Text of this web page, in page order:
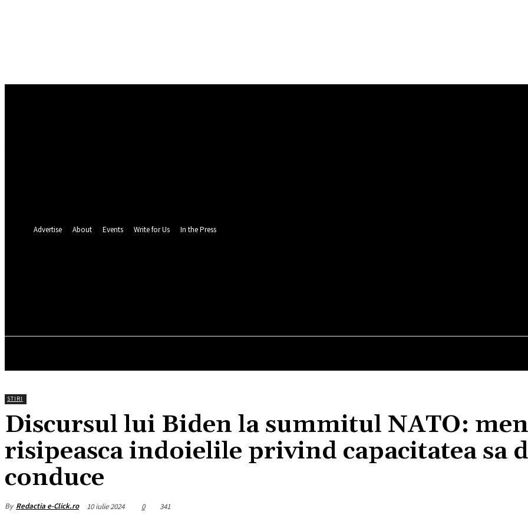
Advertise About Events Write for Us In the Press
STIRI
Discursul lui Biden la summitul NATO:
risipeasca indoielile privind capacitatea sa
conduce
By Redactia e-Click.ro 10 iulie 2024 0 341